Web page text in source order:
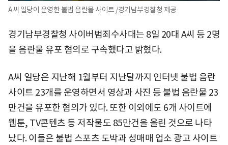
A씨 일당이 운영한 불법 음란물 사이트 /경기남부경찰청 제공
경기남부경찰청 사이버범죄수사대는 8일 20대 A씨 등 2명
을 음란물 유포 혐의로 구속했다고 밝혔다.
A씨 일당은 지난해 1월부터 지난달까지 인터넷 불법 음란
사이트 23개를 운영하면서 영상과 사진 등 불법 음란물 23
만건을 유포한 혐의가 있다. 또한 이외에도 6개 사이트에
웹툰, TV콘텐츠 등 저작물도 85만건을 올린 것으로 나타
났다. 이들은 불법 스포츠 도박과 성매매 업소 광고 사이트